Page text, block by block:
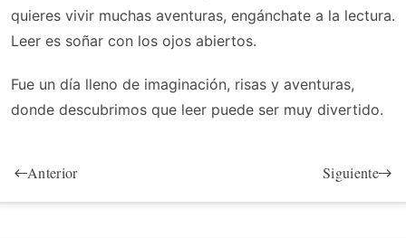
quieres vivir muchas aventuras, engánchate a la lectura.
Leer es soñar con los ojos abiertos.
Fue un día lleno de imaginación, risas y aventuras,
donde descubrimos que leer puede ser muy divertido.
Anterior Siguiente